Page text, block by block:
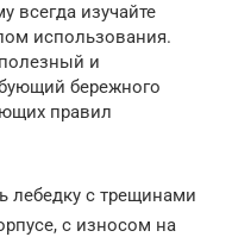
всегда изучайте
использования.
и
бережного
правил
лебедку с трещинами
с износом на